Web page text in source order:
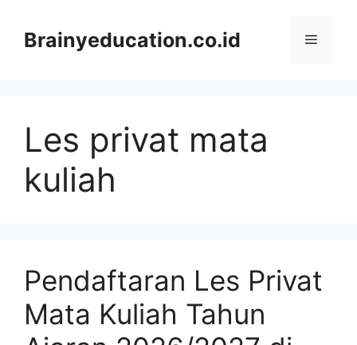
contentBrainyeducation.co.id Menu
Les privat mata
kuliah
Pendaftaran Les Privat
Mata Kuliah Tahun